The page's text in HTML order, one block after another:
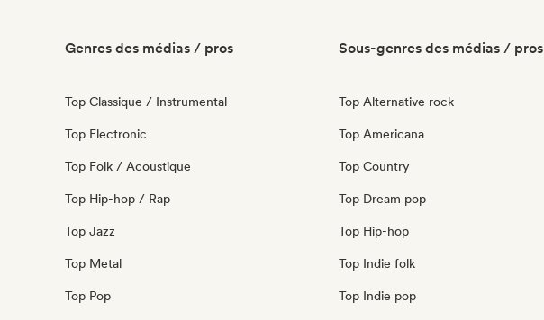
Genres des médias / pros
Top Classique / Instrumental
Top Electronic
Top Folk / Acoustique
Top Hip-hop / Rap
Top Jazz
Top Metal
Top Pop
Sous-genres des médias / pros
Top Alternative rock
Top Americana
Top Country
Top Dream pop
Top Hip-hop
Top Indie folk
Top Indie pop